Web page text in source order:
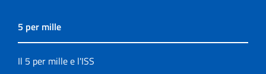
5 per mille
Il 5 per mille e l'ISS